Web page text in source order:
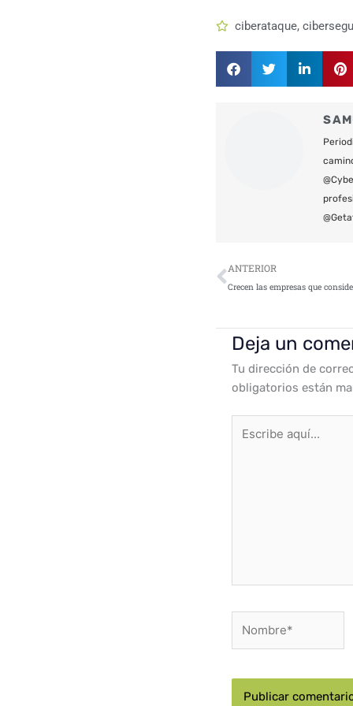
ciberataque,
Ant
ANTERIOR
Deja un
Tu dirección de
obligatorios están
aquí...